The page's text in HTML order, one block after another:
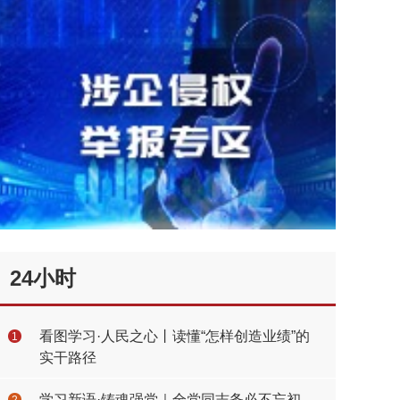
24小时
1
看图学习·人民之心丨读懂“怎样创造业绩”的
实干路径